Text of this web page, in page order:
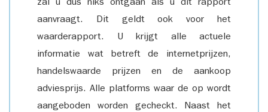
zal u dus niks ontgaan als u dit rapport
aanvraagt. Dit geldt ook voor het
waarderapport. U krijgt alle actuele
informatie wat betreft de internetprijzen,
handelswaarde prijzen en de aankoop
adviesprijs. Alle platforms waar de op wordt
aangeboden worden gecheckt. Naast het